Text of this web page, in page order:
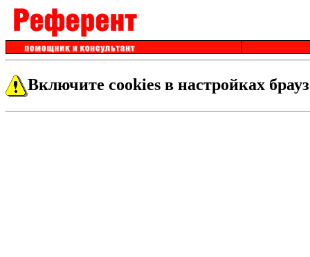
Включите cookies в настройках